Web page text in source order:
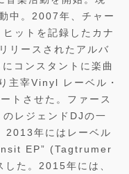
中。2007年、チャー
ットを記録したカナ
リースされたアルバ
コンスタントに楽曲
主宰Vinyl レーベル・
させた。ファース
のレジェンドDJの一
年にはレーベル
EP” (Tagtrumer
た。2015年には、